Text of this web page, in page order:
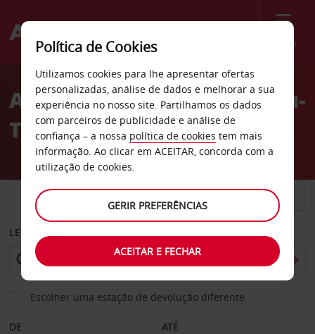
Menu
Welcome
AvisAluguer de carros Château-
Thierry
CARRO COMERCIAIS
LEVANTAR EM
Escolher uma estação de devolução diferente
DE ATÉ
Política de Cookies
Utilizamos cookies para lhe apresentar ofertas
personalizadas, análise de dados e melhorar a sua
experiência no nosso site. Partilhamos os dados
com parceiros de publicidade e análise de
confiança – a nossa política de cookies tem mais
informação. Ao clicar em ACEITAR, concorda com a
utilização de cookies.
GERIR PREFERÊNCIAS
ACEITAR E FECHAR